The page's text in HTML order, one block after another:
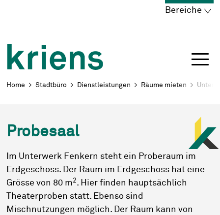
Navigieren in Kriens
Bereiche
Breadcrumb
Home Stadtbüro Dienstleistungen Räume mieten
Probesaal
Im Unterwerk Fenkern steht ein Proberaum im
Erdgeschoss. Der Raum im Erdgeschoss hat eine
Grösse von 80 m2. Hier finden hauptsächlich
Theaterproben statt. Ebenso sind
Mischnutzungen möglich. Der Raum kann von